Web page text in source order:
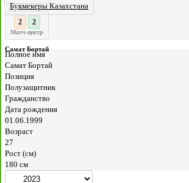
Букмекеры Казахстана
3 : 2
Матч-центр
Самат Бортай
Полное имя
Самат Бортай
Позиция
Полузащитник
Гражданство
Дата рождения
01.06.1999
Возраст
27
Рост (см)
180 см